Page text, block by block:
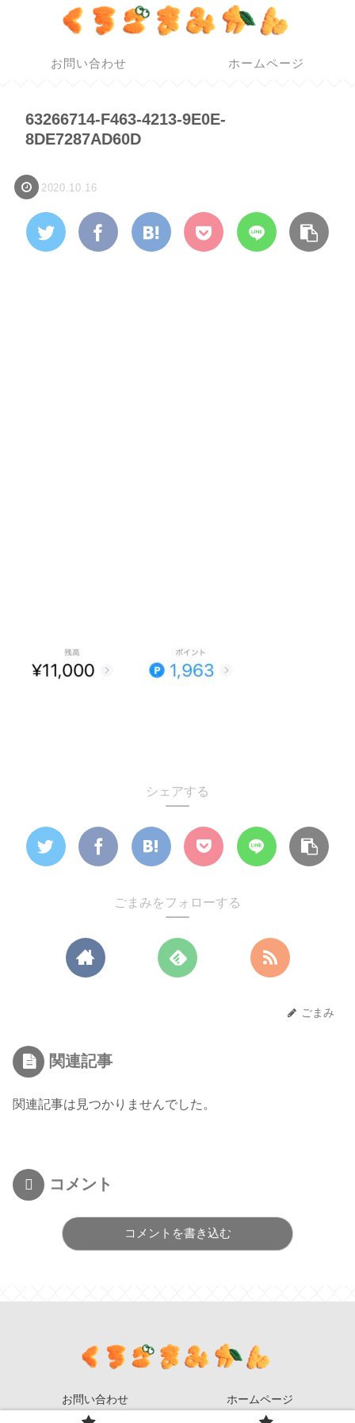
お問い合わせ ホームページ
63266714-F463-4213-9E0E-
8DE7287AD60D
2020.10.16
シェアする
ごまみをフォローする
ごまみ
関連記事
関連記事は見つかりませんでした。
コメント
コメントを書き込む
お問い合わせ ホームページ